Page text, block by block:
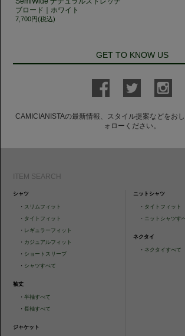
ブロード｜ホワイト
7,700円(税込)
GET TO KNOW US
CAMICIANISTAの最新情報、スタイル提案などをお
ォローください。
ITEM SEARCH
シャツ
・ スリムフィット
・ タイトフィット
・ レギュラーフィット
・ カジュアルフィット
・ ショートスリーブ
・ シャツすべて
袖丈
・半袖すべて
・長袖すべて
ジャケット
ニットシャツ
・ タイトフィット
・ ニットシャツす
ネクタイ
・ ネクタイすべて